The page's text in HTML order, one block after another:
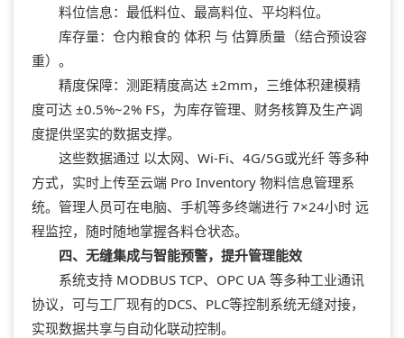
料位信息：最低料位、最高料位、平均料位。
库存量：仓内粮食的 体积 与 估算质量（结合预设容
重）。
精度保障：测距精度高达 ±2mm，三维体积建模精
度可达 ±0.5%~2% FS，为库存管理、财务核算及生产调
度提供坚实的数据支撑。
这些数据通过 以太网、Wi-Fi、4G/5G或光纤 等多种
方式，实时上传至云端 Pro Inventory 物料信息管理系
统。管理人员可在电脑、手机等多终端进行 7×24小时 远
程监控，随时随地掌握各料仓状态。
四、无缝集成与智能预警，提升管理能效
系统支持 MODBUS TCP、OPC UA 等多种工业通讯
协议，可与工厂现有的DCS、PLC等控制系统无缝对接，
实现数据共享与自动化联动控制。